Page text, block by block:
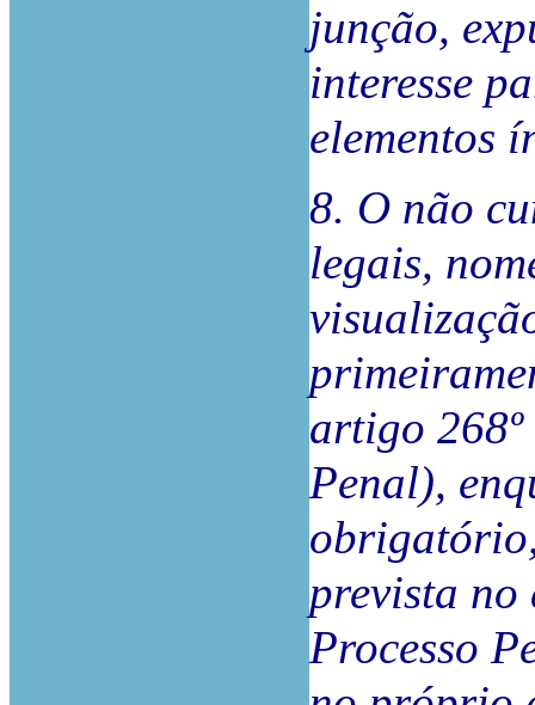
junção,
interesse
elementos
8. O não
legais,
artigo
Penal),
prevista no
Processo